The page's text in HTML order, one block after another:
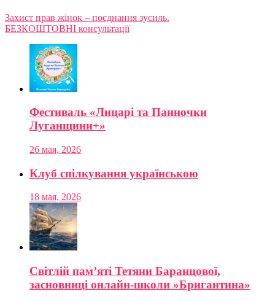
Захист прав жінок – поєднання зусиль.
БЕЗКОШТОВНІ консультації
Фестиваль «Лицарі та Панночки
Луганщини+»
26 мая, 2026
Клуб спілкування українською
18 мая, 2026
Світлій пам’яті Тетяни Баранцової,
засновниці онлайн-школи »Бригантина»